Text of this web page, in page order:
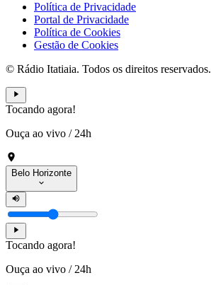
Política de Privacidade
Portal de Privacidade
Política de Cookies
Gestão de Cookies
© Rádio Itatiaia. Todos os direitos reservados.
Tocando agora!
Ouça ao vivo / 24h
Belo Horizonte
Tocando agora!
Ouça ao vivo / 24h